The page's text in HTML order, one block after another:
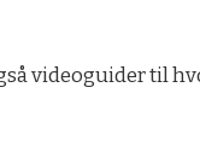
videoguider til